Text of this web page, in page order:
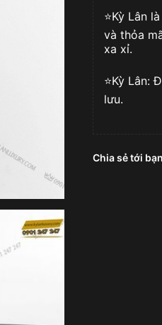
⭐️Kỳ Lân
và thỏa
xa xỉ.
⭐️Kỳ Lân:
lưu.
Chia sẻ tới